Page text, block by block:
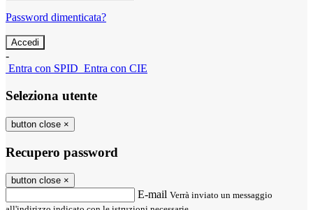
Password dimenticata?
-
Entra con SPID Entra con CIE
Seleziona utente
button close ×
Recupero password
button close ×
E-mail Verrà inviato un messaggio